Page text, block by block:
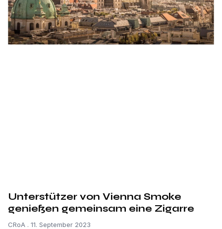
Unterstützer von Vienna Smoke
genießen gemeinsam eine Zigarre
CRoA 11. September 2023